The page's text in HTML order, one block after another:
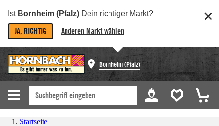
Ist Bornheim (Pfalz) Dein richtiger Markt?
JA, RICHTIG Anderen Markt wählen
Bornheim (Pfalz)
Startseite